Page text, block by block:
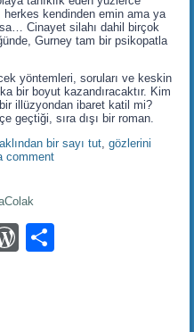
kendinden emin ama ya
Cinayet silahı dahil birçok
Gurney tam bir psikopatla
yöntemleri, soruları ve keskin
bir boyut kazandıracaktır. Kim
illüzyondan ibaret katil mi?
geçtiği, sıra dışı bir roman.
aklından bir sayı tut,gözlerini
comment
WordPress